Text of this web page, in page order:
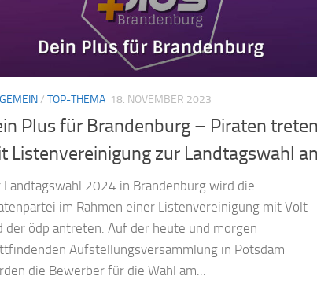
/ TOP-THEMA 18. NOVEMBER 2023
Plus für Brandenburg – Piraten treten
Listenvereinigung zur Landtagswahl an
Landtagswahl 2024 in Brandenburg wird die
im Rahmen einer Listenvereinigung mit Volt
der ödp antreten. Auf der heute und morgen
Aufstellungsversammlung in Potsdam
die Bewerber für die Wahl am...